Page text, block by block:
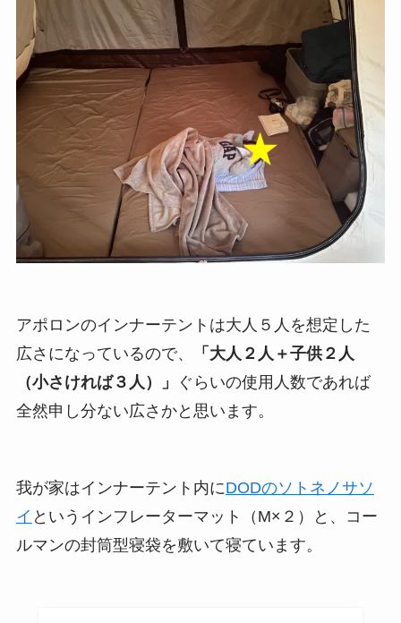
アポロンのインナーテントは大人５人を想定した
広さになっているので、
「大人２人＋子供２人
（小さければ３人）」
ぐらいの使用人数であれば
全然申し分ない広さかと思います。
我が家はインナーテント内にDODのソトネノサソ
イ というインフレーターマット（M×２）と、コー
ルマンの封筒型寝袋を敷いて寝ています。